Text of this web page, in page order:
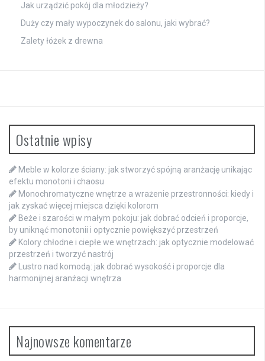
Jak urządzić pokój dla młodzieży?
Duży czy mały wypoczynek do salonu, jaki wybrać?
Zalety łóżek z drewna
Ostatnie wpisy
Meble w kolorze ściany: jak stworzyć spójną aranżację unikając
efektu monotoni i chaosu
Monochromatyczne wnętrze a wrażenie przestronności: kiedy i
jak zyskać więcej miejsca dzięki kolorom
Beże i szarości w małym pokoju: jak dobrać odcień i proporcje,
by uniknąć monotonii i optycznie powiększyć przestrzeń
Kolory chłodne i ciepłe we wnętrzach: jak optycznie modelować
przestrzeń i tworzyć nastrój
Lustro nad komodą: jak dobrać wysokość i proporcje dla
harmonijnej aranżacji wnętrza
Najnowsze komentarze